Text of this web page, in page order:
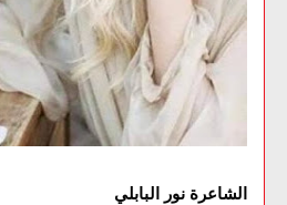
الشاعرة نور البابلي